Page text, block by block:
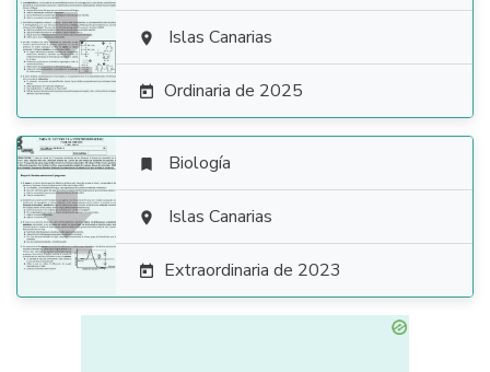
  Islas Canarias
 Ordinaria de 2025

 Biología
 Islas Canarias
 Extraordinaria de 2023